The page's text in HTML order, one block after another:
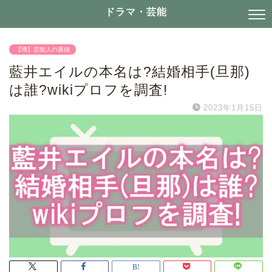
ドラマ・芸能
【噂】芸能人の裏側
藍井エイルの本名は?結婚相手(旦那)
は誰?wikiプロフを調査!
2023年1月15日